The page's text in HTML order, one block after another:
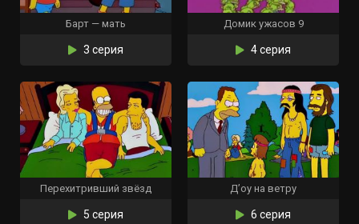
Барт — мать
3 серия
Домик ужасов 9
4 серия
Перехитривший звёзд
5 серия
Д’оу на ветру
6 серия